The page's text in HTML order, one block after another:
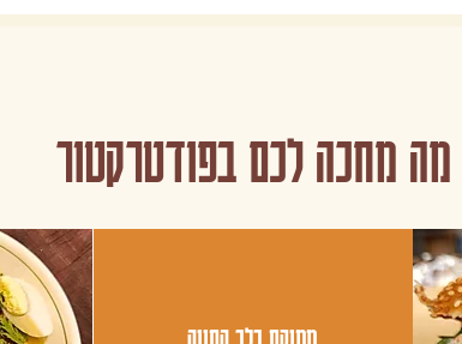
מה מחכה לכם בפודטרקטור